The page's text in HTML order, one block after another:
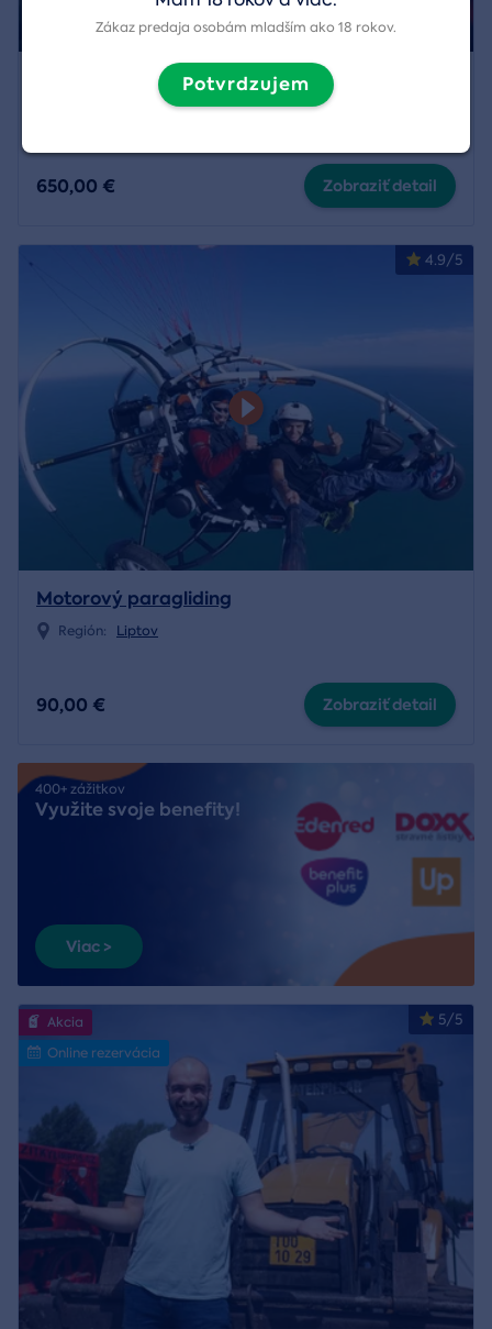
Súkromný let balónom
Podľa dohody s pilotom,Nitraa
650,00 € Zobraziť detail
4.9/5
Motorový paragliding
Región: Liptov
90,00 € Zobraziť detail
400+ zážitkov
Využite svoje benefity!
Viac >
5/5
Akcia
Online rezervácia
Zákaz predaja osobám mladším ako 18 rokov.
Potvrdzujem